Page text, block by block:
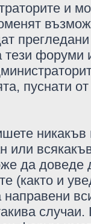
и
форуми
пуснати
никакъв
или
да доведе
(както и
направени